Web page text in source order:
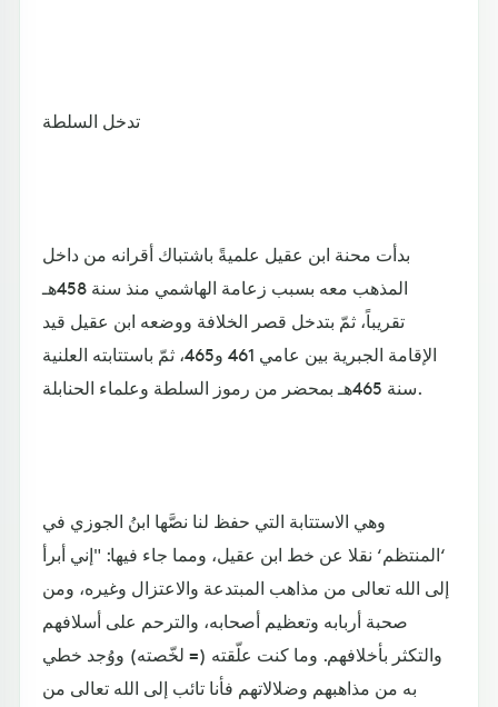
تدخل السلطة
بدأت محنة ابن عقيل علميةً باشتباك أقرانه من داخل
المذهب معه بسبب زعامة الهاشمي منذ سنة 458هـ
تقريباً، ثمّ بتدخل قصر الخلافة ووضعه ابن عقيل قيد
الإقامة الجبرية بين عامي 461 و465، ثمّ باستتابته العلنية
سنة 465هـ بمحضر من رموز السلطة وعلماء الحنابلة.
وهي الاستتابة التي حفظ لنا نصَّها ابنُ الجوزي في
‘المنتظم‘ نقلا عن خط ابن عقيل، ومما جاء فيها: "إني أبرأ
إلى الله تعالى من مذاهب المبتدعة والاعتزال وغيره، ومن
صحبة أربابه وتعظيم أصحابه، والترحم على أسلافهم
والتكثر بأخلافهم. وما كنت علّقته (= لخّصته) ووُجد خطي
به من مذاهبهم وضلالاتهم فأنا تائب إلى الله تعالى من